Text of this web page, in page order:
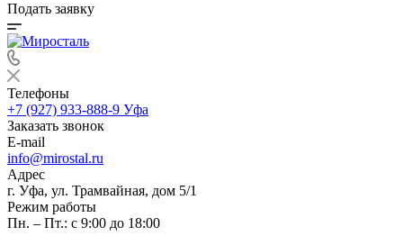
Подать заявку
Телефоны
+7 (927) 933-888-9 Уфа
Заказать звонок
E-mail
info@mirostal.ru
Адрес
г. Уфа, ул. Трамвайная, дом 5/1
Режим работы
Пн. – Пт.: с 9:00 до 18:00